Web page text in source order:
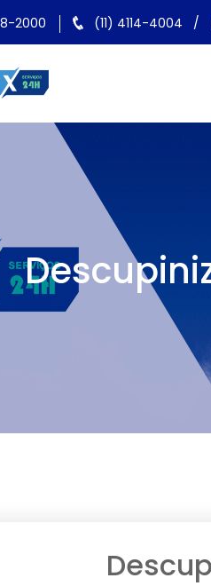
2000 (11) 4114-4004 /